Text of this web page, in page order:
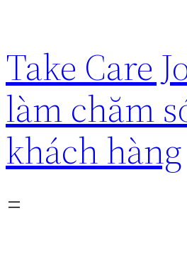
phần
dung
Take Care
làm chăm
khách hàng